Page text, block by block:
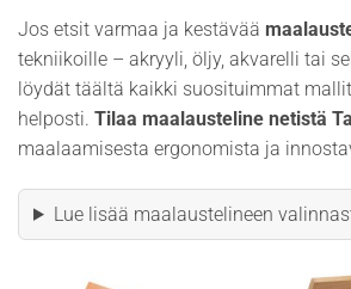
Jos etsit varmaa ja kestävää
tekniikoille – akryyli, öljy, akvarelli tai
löydät täältä kaikki suosituimmat
helposti. Tilaa maalausteline netistä
maalaamisesta ergonomista ja
Lue lisää maalaustelineen